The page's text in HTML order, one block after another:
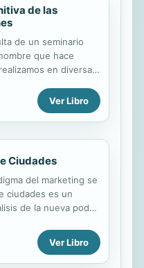
de las
de un seminario
que hace
en diversas
éxito. Por
presenta de forma
coloquial. No
es una obra
consejos y
inmediata
Passos Dias
Ver Libro
Ciudades
del marketing se
ciudades es un
de la nueva poder
del marketing
contexto de
Ver Libro